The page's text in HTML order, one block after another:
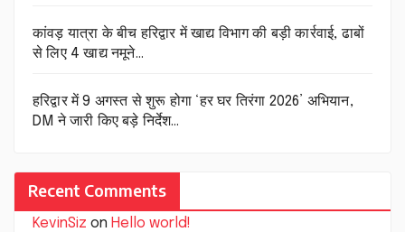
कांवड़ यात्रा के बीच हरिद्वार में खाद्य विभाग की बड़ी कार्रवाई, ढाबों
से लिए 4 खाद्य नमूने…
हरिद्वार में 9 अगस्त से शुरू होगा ‘हर घर तिरंगा 2026’ अभियान,
DM ने जारी किए बड़े निर्देश…
Recent Comments
KevinSiz on Hello world!